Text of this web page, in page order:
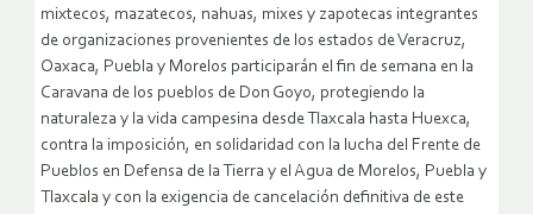
mixtecos, mazatecos, nahuas, mixes y zapotecas integrantes
de organizaciones provenientes de los estados de Veracruz,
Oaxaca, Puebla y Morelos participarán el fin de semana en la
Caravana de los pueblos de Don Goyo, protegiendo la
naturaleza y la vida campesina desde Tlaxcala hasta Huexca,
contra la imposición, en solidaridad con la lucha del Frente de
Pueblos en Defensa de la Tierra y el Agua de Morelos, Puebla y
Tlaxcala y con la exigencia de cancelación definitiva de este